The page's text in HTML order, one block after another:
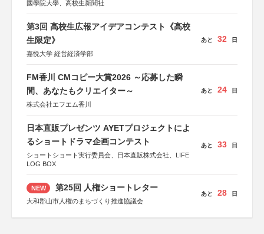
國學院大學、高校生新聞社
第3回 高校生広報アイデアコンテスト《高校
生限定》
嘉悦大学 経営経済学部
あと 32 日
FM香川 CMコピー大賞2026 ～応募した瞬
間、あなたもクリエイター～
株式会社エフエム香川
あと 24 日
日本直販プレゼンツ AYETプロジェクトによ
るショートドラマ企画コンテスト
ショートショート実行委員会、日本直販株式会社、LIFE
LOG BOX
あと 33 日
NEW 第25回 人権ショートレター
大和郡山市人権のまちづくり推進協議会
あと 28 日